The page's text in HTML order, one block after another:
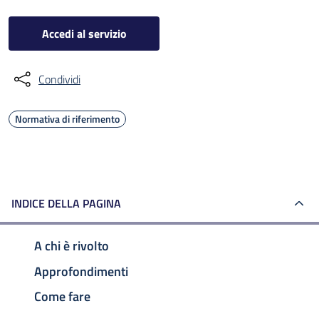
Accedi al servizio
Condividi
Normativa di riferimento
INDICE DELLA PAGINA
A chi è rivolto
Approfondimenti
Come fare